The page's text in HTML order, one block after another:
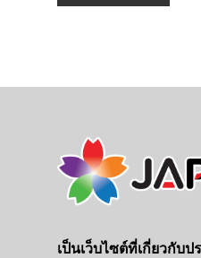
เป็นเว็บไซต์ที่เกี่ยวกับ